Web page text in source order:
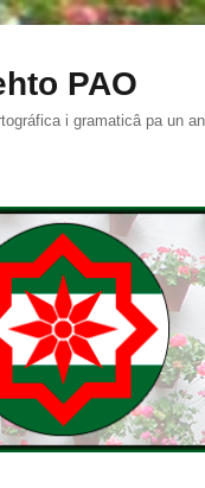
PAO
i gramaticâ pa un